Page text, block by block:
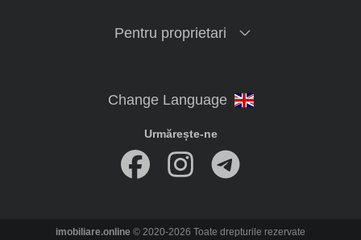
Pentru proprietari
Urmărește-ne
imobiliare.online © 2020-2026 Toate drepturile rezervate